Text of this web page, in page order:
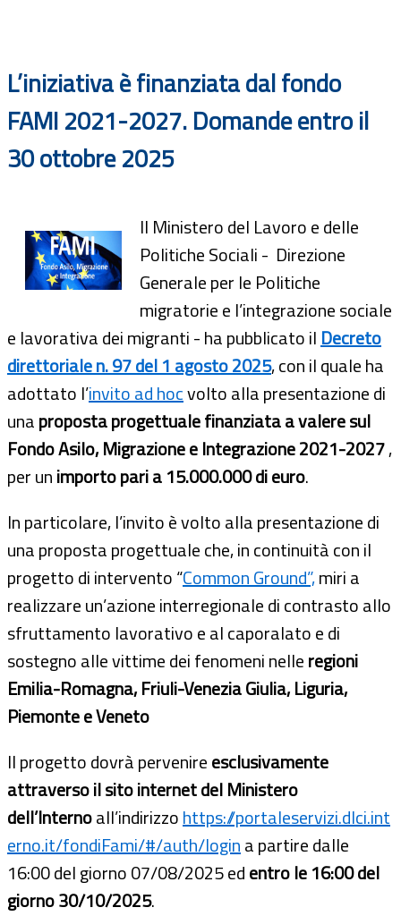
L’iniziativa è finanziata dal fondo
FAMI 2021-2027. Domande entro il
30 ottobre 2025
Il Ministero del Lavoro e delle
Politiche Sociali - Direzione
Generale per le Politiche
migratorie e l’integrazione sociale
e lavorativa dei migranti - ha pubblicato il Decreto
direttoriale n. 97 del 1 agosto 2025, con il quale ha
adottato l’invito ad hocvolto alla presentazione di
unaproposta progettuale finanziata a valere sul
Fondo Asilo, Migrazione e Integrazione 2021-2027,
per unimporto pari a 15.000.000 di euro.
In particolare, l’invito è volto alla presentazione di
una proposta progettuale che, in continuità con il
progetto di intervento “Common Ground”,miri a
realizzare un’azione interregionale di contrasto allo
sfruttamento lavorativo e al caporalato e di
sostegno alle vittime dei fenomeni nelleregioni
Emilia-Romagna, Friuli-Venezia Giulia, Liguria,
Piemonte e Veneto
Il progetto dovrà pervenireesclusivamente
attraverso il sito internet del Ministero
dell’Internoall’indirizzohttps://portaleservizi.dlci.int
erno.it/fondiFami/#/auth/logina partire dalle
16:00 del giorno 07/08/2025 edentro le 16:00 del
giorno 30/10/2025.